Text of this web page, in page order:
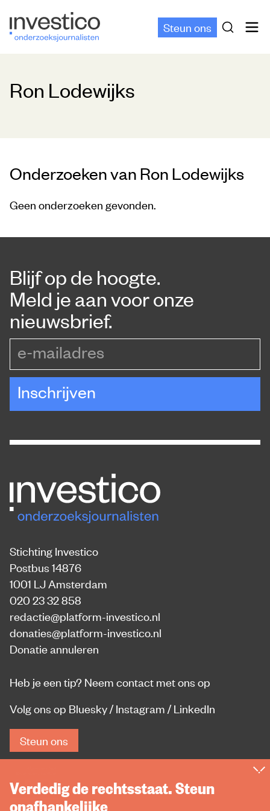
Steun ons
Ron Lodewijks
Onderzoeken van Ron Lodewijks
Geen onderzoeken gevonden.
Blijf op de hoogte.
Meld je aan voor onze
nieuwsbrief.
Inschrijven
Stichting Investico
Postbus 14876
1001 LJ Amsterdam
020 23 32 858
redactie@platform-investico.nl
donaties@platform-investico.nl
Donatie annuleren
Heb je een tip? Neem contact met ons op
Volg ons op Bluesky/ Instagram / LinkedIn
Steun ons
Verdedig de rechtsstaat. Steun
onafhankelijke